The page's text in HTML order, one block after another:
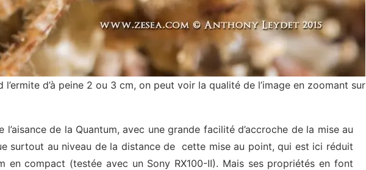
d’à peine 2 ou 3 cm, on peut voir la qualité de l’image en zoomant sur
de la Quantum, avec une grande facilité d’accroche de la mise au
surtout au niveau de la distance de cette mise au point, qui est ici réduit
en compact (testée avec un Sony RX100-II). Mais ses propriétés en font